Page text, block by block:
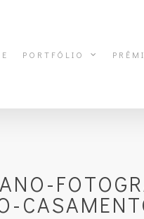
PORTFÓLIO